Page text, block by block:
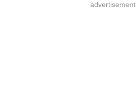
advertisement